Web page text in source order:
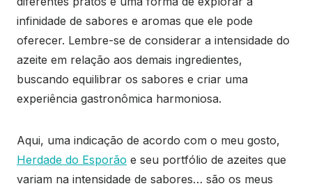
infinidade de sabores e aromas que ele pode
oferecer. Lembre-se de considerar a intensidade do
azeite em relação aos demais ingredientes,
buscando equilibrar os sabores e criar uma
experiência gastronômica harmoniosa.
Aqui, uma indicação de acordo com o meu gosto,
Herdade do Esporão e seu portfólio de azeites que
variam na intensidade de sabores… são os meus